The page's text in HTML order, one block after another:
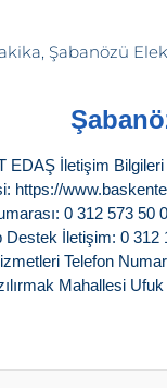
EDAŞ İletişim Bilgileri
https://
0 312 573 50
Destek İletişim: 0 312
Telefon
Mahallesi